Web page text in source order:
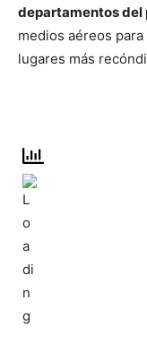
departamentos del
medios aéreos
lugares más